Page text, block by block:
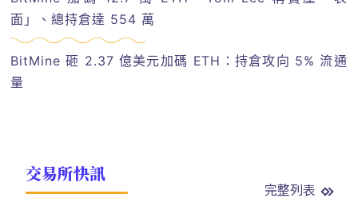
面」、總持倉達 554 萬
BitMine 砸 2.37 億美元加碼 ETH：持倉攻向 5% 流通
量
交易所快訊
完整列表